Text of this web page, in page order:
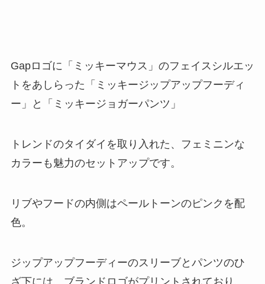
Gapロゴに「ミッキーマウス」のフェイスシルエッ
トをあしらった「ミッキージップアップフーディ
ー」と「ミッキージョガーパンツ」
トレンドのタイダイを取り入れた、フェミニンな
カラーも魅力のセットアップです。
リブやフードの内側はペールトーンのピンクを配
色。
ジップアップフーディーのスリーブとパンツのひ
ざ下には、ブランドロゴがプリントされており、